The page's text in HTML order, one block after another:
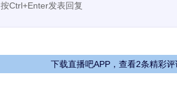
按Ctrl+Enter发表回复
下载直播吧APP，查看2条精彩评